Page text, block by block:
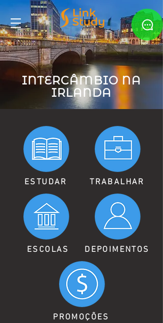
INTERCÂMBIO NA
IRLANDA
ESTUDAR
ESCOLAS
TRABALHAR
DEPOIMENTOS
PROMOÇÕES